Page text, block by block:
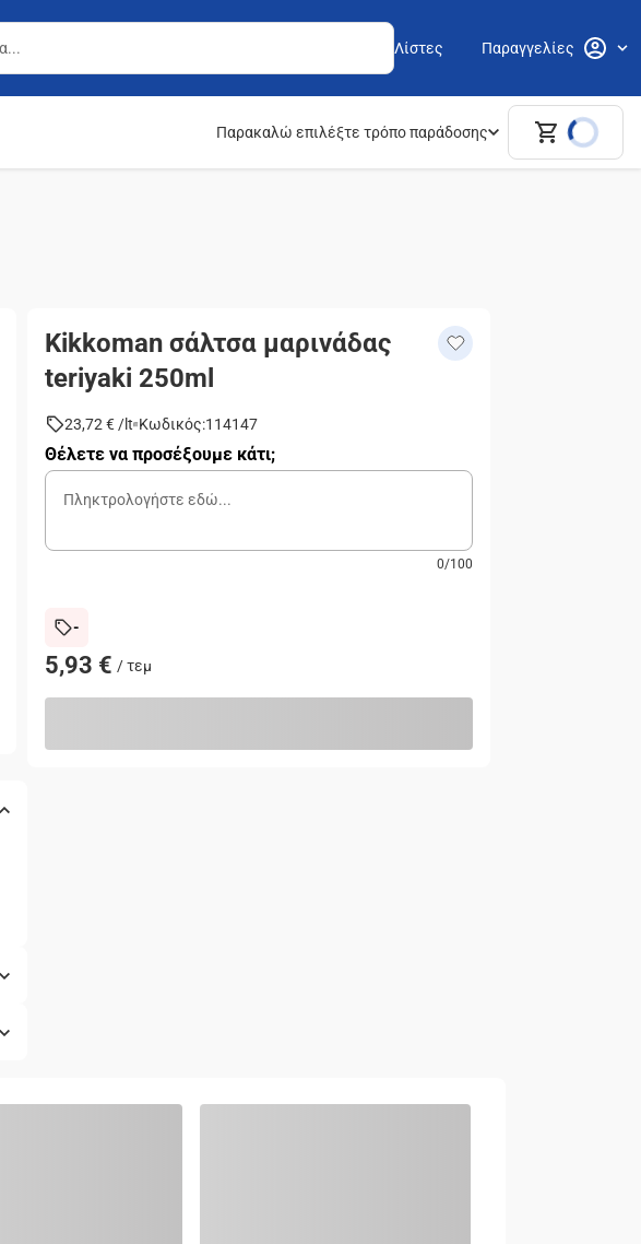
Λίστες Παραγγελίες
Παρακαλώ επιλέξτε τρόπο παράδοσης
Kikkoman σάλτσα μαρινάδας
teriyaki 250ml
23,72 €/lt Κωδικός:114147
Θέλετε να προσέξουμε κάτι;
0/100
-
5,93 € /τεμ